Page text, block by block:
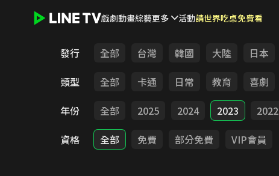
戲劇動畫綜藝更多 活動請世界吃桌免費看
發行 全部 台灣 韓國 大陸 日本
類型
全部 卡通 日常 教育 喜劇
年份
全部 2025 2024 2023 2022
資格
全部 免費 部分免費 VIP會員